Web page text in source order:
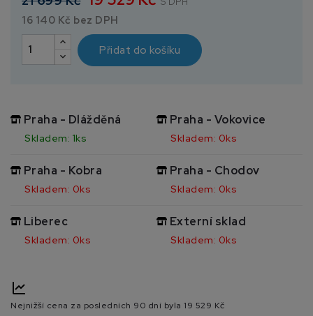
16 140 Kč bez DPH
Přidat do košíku
Praha - Dlážděná
Skladem: 1ks
Praha - Vokovice
Skladem: 0ks
Praha - Kobra
Skladem: 0ks
Praha - Chodov
Skladem: 0ks
Liberec
Skladem: 0ks
Externí sklad
Skladem: 0ks
Nejnižší cena za posledních 90 dní byla 19 529 Kč